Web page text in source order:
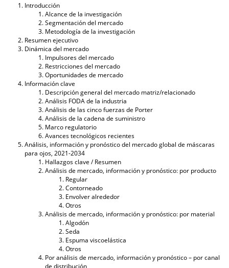
Introducción
Alcance de la investigación
Segmentación del mercado
Metodología de la investigación
Resumen ejecutivo
Dinámica del mercado
Impulsores del mercado
Restricciones del mercado
Oportunidades de mercado
Información clave
Descripción general del mercado matriz/relacionado
Análisis FODA de la industria
Análisis de las cinco fuerzas de Porter
Análisis de la cadena de suministro
Marco regulatorio
Avances tecnológicos recientes
Análisis, información y pronóstico del mercado global de máscaras
para ojos, 2021-2034
Hallazgos clave / Resumen
Análisis de mercado, información y pronóstico: por producto
Regular
Contorneado
Envolver alrededor
Otros
Análisis de mercado, información y pronóstico: por material
Algodón
Seda
Espuma viscoelástica
Otros
Por análisis de mercado, información y pronóstico – por canal
de distribución